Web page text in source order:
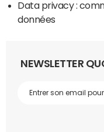
Data privacy :
données
NEWSLETTER